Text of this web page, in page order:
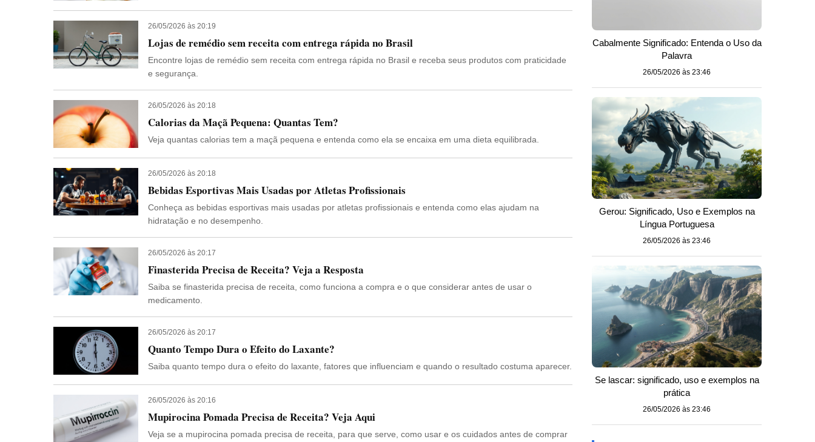
26/05/2026 às 20:19
Lojas de remédio sem receita com entrega rápida no Brasil
Encontre lojas de remédio sem receita com entrega rápida no Brasil e receba seus produtos com praticidade
e segurança.
26/05/2026 às 20:18
Calorias da Maçã Pequena: Quantas Tem?
Veja quantas calorias tem a maçã pequena e entenda como ela se encaixa em uma dieta equilibrada.
26/05/2026 às 20:18
Bebidas Esportivas Mais Usadas por Atletas Profissionais
Conheça as bebidas esportivas mais usadas por atletas profissionais e entenda como elas ajudam na
hidratação e no desempenho.
26/05/2026 às 20:17
Finasterida Precisa de Receita? Veja a Resposta
Saiba se finasterida precisa de receita, como funciona a compra e o que considerar antes de usar o
medicamento.
26/05/2026 às 20:17
Quanto Tempo Dura o Efeito do Laxante?
Saiba quanto tempo dura o efeito do laxante, fatores que influenciam e quando o resultado costuma aparecer.
26/05/2026 às 20:16
Mupirocina Pomada Precisa de Receita? Veja Aqui
Veja se a mupirocina pomada precisa de receita, para que serve, como usar e os cuidados antes de comprar
Cabalmente Significado: Entenda o Uso da
Palavra
26/05/2026 às 23:46
Gerou: Significado, Uso e Exemplos na
Língua Portuguesa
26/05/2026 às 23:46
Se lascar: significado, uso e exemplos na
prática
26/05/2026 às 23:46